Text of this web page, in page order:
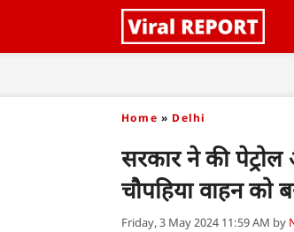
Home » Delhi
सरकार ने की
चौपहिया वाहन
Friday, 3 May 2024 11:59 AM by